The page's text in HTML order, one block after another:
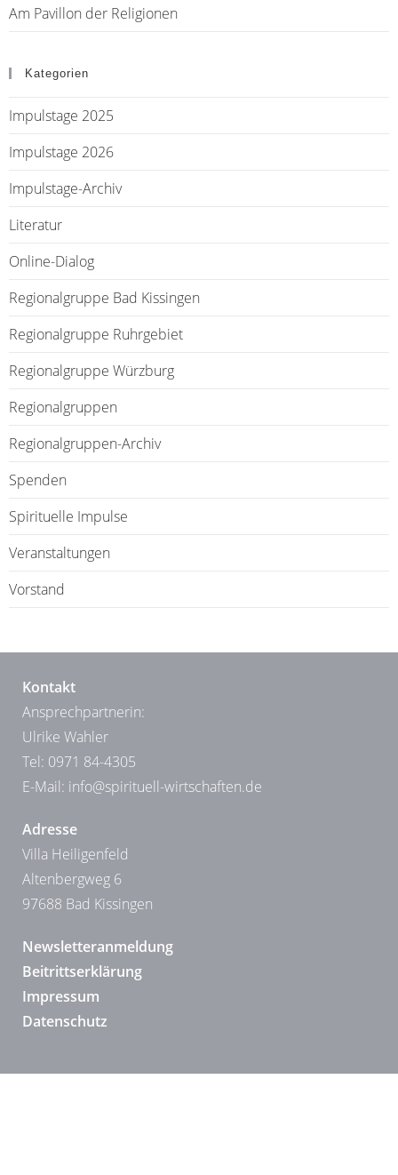
Am Pavillon der Religionen
Kategorien
Impulstage 2025
Impulstage 2026
Impulstage-Archiv
Literatur
Online-Dialog
Regionalgruppe Bad Kissingen
Regionalgruppe Ruhrgebiet
Regionalgruppe Würzburg
Regionalgruppen
Regionalgruppen-Archiv
Spenden
Spirituelle Impulse
Veranstaltungen
Vorstand
Kontakt
Ansprechpartnerin:
Ulrike Wahler
Tel: 0971 84-4305
E-Mail: info@spirituell-wirtschaften.de
Adresse
Villa Heiligenfeld
Altenbergweg 6
97688 Bad Kissingen
Newsletteranmeldung
Beitrittserklärung
Impressum
Datenschutz